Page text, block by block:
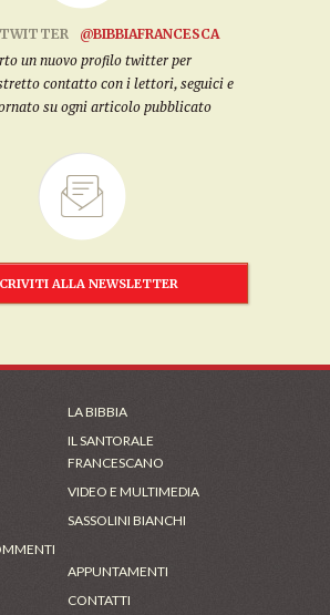
TWITTER
@BIBBIAFRANCESCA
un nuovo profilo twitter per
contatto con i lettori, seguici e
su ogni articolo pubblicato
ALLA NEWSLETTER
LA BIBBIA
IL SANTORALE
FRANCESCANO
VIDEO E MULTIMEDIA
SASSOLINI BIANCHI
APPUNTAMENTI
CONTATTI